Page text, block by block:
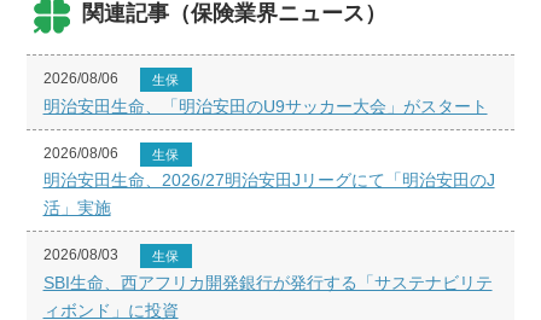
関連記事（保険業界ニュース）
2026/08/06 生保
明治安田生命、「明治安田のU9サッカー大会」がスタート
2026/08/06 生保
明治安田生命、2026/27明治安田Jリーグにて「明治安田のJ
活」実施
2026/08/03 生保
SBI生命、西アフリカ開発銀行が発行する「サステナビリテ
ィボンド」に投資